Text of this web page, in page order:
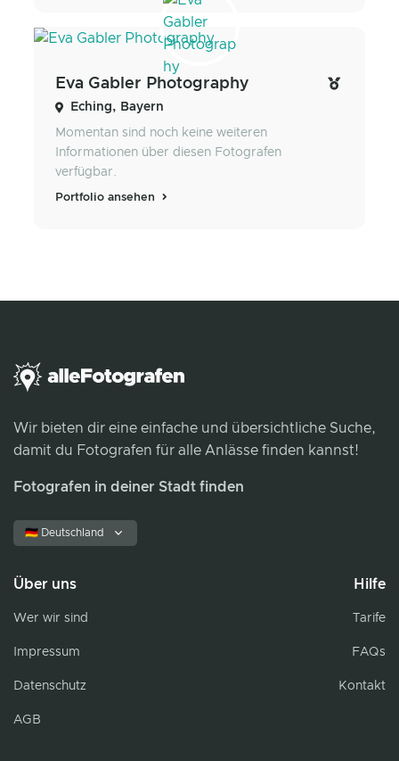
Eva Gabler Photography
Eching, Bayern
Momentan sind noch keine weiteren
Informationen über diesen Fotografen
verfügbar.
Portfolio ansehen
Wir bieten dir eine einfache und übersichtliche Suche,
damit du Fotografen für alle Anlässe finden kannst!
Fotografen in deiner Stadt finden
🇩🇪 Deutschland
Über uns
Wer wir sind
Impressum
Datenschutz
AGB
Hilfe
Tarife
FAQs
Kontakt